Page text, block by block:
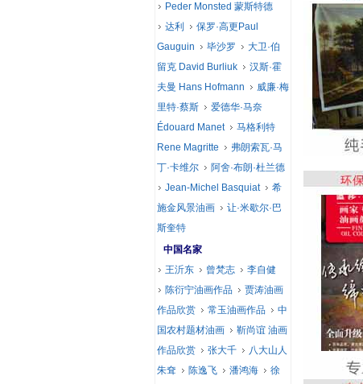
Peder Monsted 蒙斯特德
达利
保罗·高更Paul
Gauguin
毕沙罗
大卫·伯
留克 David Burliuk
汉斯·霍
夫曼 Hans Hofmann
威廉·梅
里特·蔡斯
爱德华·马奈
Édouard Manet
马格利特
Rene Magritte
弗朗索瓦·马
丁·卡维尔
阿舍·布朗·杜兰德
Jean-Michel Basquiat
希
施金风景油画
让·米歇尔·巴
斯奎特
中国名家
王沂东
曾梵志
李自健
陈衍宁油画作品
贾涛油画
作品欣赏
常玉油画作品
中
国农村题材油画
靳尚谊 油画
作品欣赏
张大千
八大山人
朱耷
陈逸飞 潘鸿海
徐